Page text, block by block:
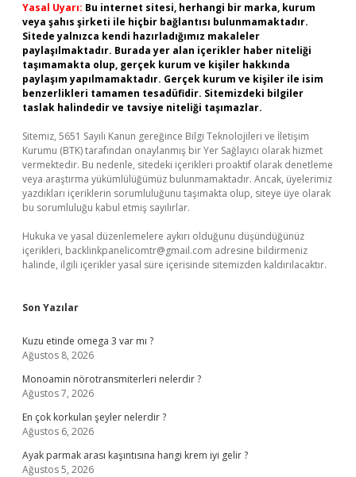
Yasal Uyarı: Bu internet sitesi, herhangi bir marka, kurum
veya şahıs şirketi ile hiçbir bağlantısı bulunmamaktadır.
Sitede yalnızca kendi hazırladığımız makaleler
paylaşılmaktadır. Burada yer alan içerikler haber niteliği
taşımamakta olup, gerçek kurum ve kişiler hakkında
paylaşım yapılmamaktadır. Gerçek kurum ve kişiler ile isim
benzerlikleri tamamen tesadüfidir. Sitemizdeki bilgiler
taslak halindedir ve tavsiye niteliği taşımazlar.
Sitemiz, 5651 Sayılı Kanun gereğince Bilgi Teknolojileri ve İletişim
Kurumu (BTK) tarafından onaylanmış bir Yer Sağlayıcı olarak hizmet
vermektedir. Bu nedenle, sitedeki içerikleri proaktif olarak denetleme
veya araştırma yükümlülüğümüz bulunmamaktadır. Ancak, üyelerimiz
yazdıkları içeriklerin sorumluluğunu taşımakta olup, siteye üye olarak
bu sorumluluğu kabul etmiş sayılırlar.
Hukuka ve yasal düzenlemelere aykırı olduğunu düşündüğünüz
içerikleri, backlinkpanelicomtr@gmail.com adresine bildirmeniz
halinde, ilgili içerikler yasal süre içerisinde sitemizden kaldırılacaktır.
Son Yazılar
Kuzu etinde omega 3 var mı ?
Ağustos 8, 2026
Monoamin nörotransmiterleri nelerdir ?
Ağustos 7, 2026
En çok korkulan şeyler nelerdir ?
Ağustos 6, 2026
Ayak parmak arası kaşıntısına hangi krem iyi gelir ?
Ağustos 5, 2026